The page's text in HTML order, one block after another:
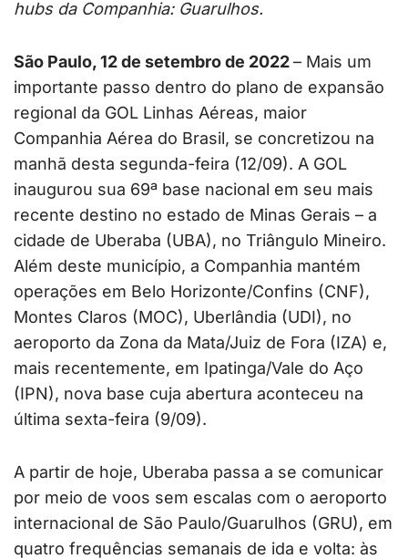
hubs da Companhia: Guarulhos.
São Paulo, 12 de setembro de 2022– Mais um
importante passo dentro do plano de expansão
regional da GOL Linhas Aéreas, maior
Companhia Aérea do Brasil, se concretizou na
manhã desta segunda-feira (12/09). A GOL
inaugurou sua 69ª base nacional em seu mais
recente destino no estado de Minas Gerais – a
cidade de Uberaba (UBA), no Triângulo Mineiro.
Além deste município, a Companhia mantém
operações em Belo Horizonte/Confins (CNF),
Montes Claros (MOC), Uberlândia (UDI), no
aeroporto da Zona da Mata/Juiz de Fora (IZA) e,
mais recentemente, em Ipatinga/Vale do Aço
(IPN), nova base cuja abertura aconteceu na
última sexta-feira (9/09).
A partir de hoje, Uberaba passa a se comunicar
por meio de voos sem escalas com o aeroporto
internacional de São Paulo/Guarulhos (GRU), em
quatro frequências semanais de ida e volta: às